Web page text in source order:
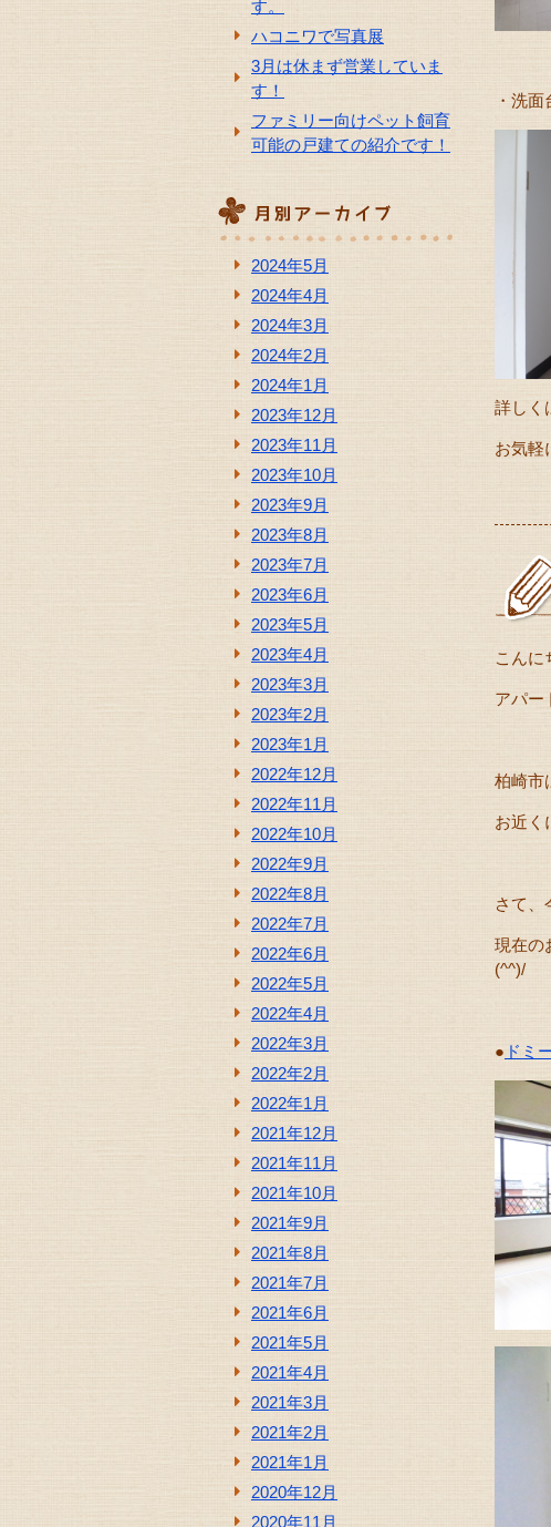
す。
ハコニワで写真展
3月は休まず営業していま
す！
ファミリー向けペット飼育
可能の戸建ての紹介です！
2024年5月
2024年4月
2024年3月
2024年2月
2024年1月
2023年12月
2023年11月
2023年10月
2023年9月
2023年8月
2023年7月
2023年6月
2023年5月
2023年4月
2023年3月
2023年2月
2023年1月
2022年12月
2022年11月
2022年10月
2022年9月
2022年8月
2022年7月
2022年6月
2022年5月
2022年4月
2022年3月
2022年2月
2022年1月
2021年12月
2021年11月
2021年10月
2021年9月
2021年8月
2021年7月
2021年6月
2021年5月
2021年4月
2021年3月
2021年2月
2021年1月
2020年12月
2020年11月
・洗
詳しく
お気軽
こんに
アパー
柏崎市
お近く
さて、
現在の
(^^)/
● ドミ